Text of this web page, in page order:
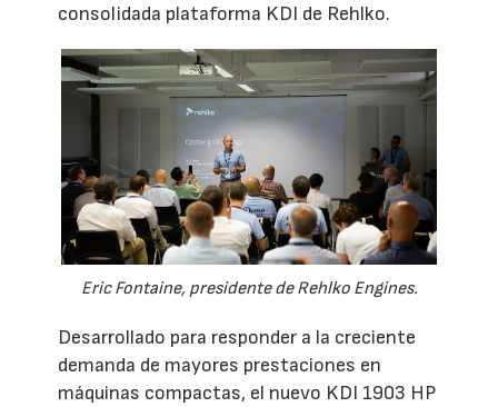
consolidada plataforma KDI de Rehlko.
Eric Fontaine, presidente de Rehlko Engines.
Desarrollado para responder a la creciente
demanda de mayores prestaciones en
máquinas compactas, el nuevo KDI 1903 HP